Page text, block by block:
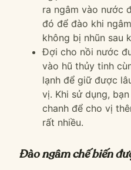
ra ngâm vào nước
đó để đào khi
không bị nhũn sau
Đợi cho nồi nước
vào hũ thủy tinh
lạnh để giữ được
vị. Khi sử dụng,
chanh để cho vị
rất nhiều.
Đào ngâm chế biến